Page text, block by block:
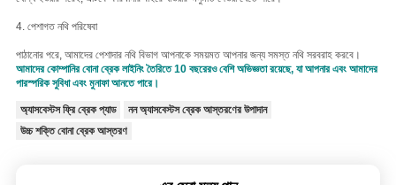
4. পেশাগত নথি পরিষেবা
পাঠানোর পরে, আমাদের পেশাদার নথি বিভাগ আপনাকে সময়মত আপনার জন্য সমস্ত নথি সরবরাহ করবে।
আমাদের কোম্পানির বোনা ব্রেক লাইনিং তৈরিতে 10 বছরেরও বেশি অভিজ্ঞতা রয়েছে, যা আপনার এবং আমাদের
পারস্পরিক সুবিধা এবং মুনাফা আনতে পারে।
অ্যাসবেস্টস ফ্রি ব্রেক প্যাড
নন অ্যাসবেস্টস ব্রেক আস্তরণের উপাদান
উচ্চ শক্তি বোনা ব্রেক আস্তরণ